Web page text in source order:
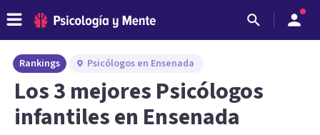
Rankings Psicólogos en Ensenada
Los 3 mejores Psicólogos
infantiles en Ensenada